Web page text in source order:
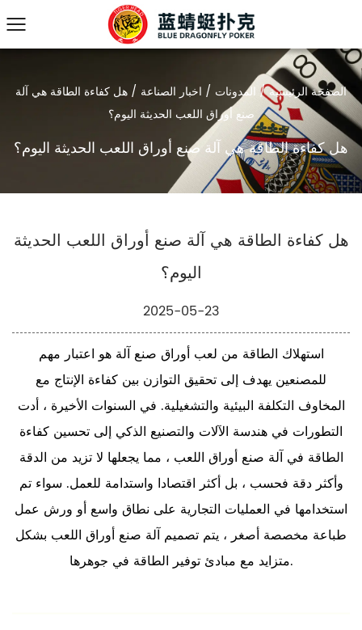
الصفحة الرئيسية/ المدونات / اخبار الصناعة / هل كفاءة الطاقة هي آلة
صنع أوراق اللعب الحديثة اليوم؟
هل كفاءة الطاقة هي آلة صنع أوراق اللعب الحديثة اليوم؟
هل كفاءة الطاقة هي آلة صنع أوراق اللعب الحديثة
اليوم؟
2025-05-23
استهلاك الطاقة من لعب أوراق صنع آلةهو اعتبار مهم
للمصنعين يهدف إلى تحقيق التوازن بين كفاءة الإنتاج مع
المخاوف التكلفة البيئية والتشغيلية. في السنوات الأخيرة ، أدت
التطورات في هندسة الآلات والتصنيع الذكي إلى تحسين كفاءة
الطاقة في آلة صنع أوراق اللعب ، مما يجعلها لا تزيد من الدقة
وأكثر دقة فحسب ، بل أكثر اقتصادا واستدامة للعمل. سواء تم
استخدامها في العمليات التجارية على نطاق واسع أو ورش عمل
طباعة مخصصة أصغر ، يتم تصميم آلة صنع أوراق اللعب بشكل
متزايد مع مبادئ توفير الطاقة في جوهرها.